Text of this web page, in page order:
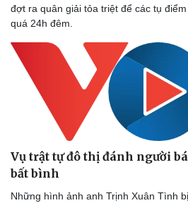
Doanh nghiệp
Thông tin doanh nghiệp
Doanh nghiệp 24h
Doanh nhân
Vì cộng đồng
Tin
đợt ra quân giải tỏa triệt để các tụ
quá 24h đêm.
Vụ trật tự đô thị đánh người
bất bình
Những hình ảnh anh Trịnh Xuân Tình